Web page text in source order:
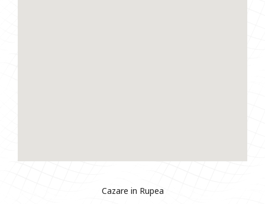
Cazare in Rupea